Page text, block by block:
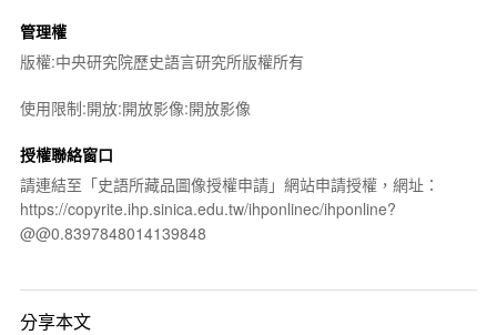
管理權
版權:中央研究院歷史語言研究所版權所有
使用限制:開放:開放影像:開放影像
授權聯絡窗口
請連結至「史語所藏品圖像授權申請」網站申請授權，網址：
https://copyrite.ihp.sinica.edu.tw/ihponlinec/ihponline?
@@0.8397848014139848
分享本文